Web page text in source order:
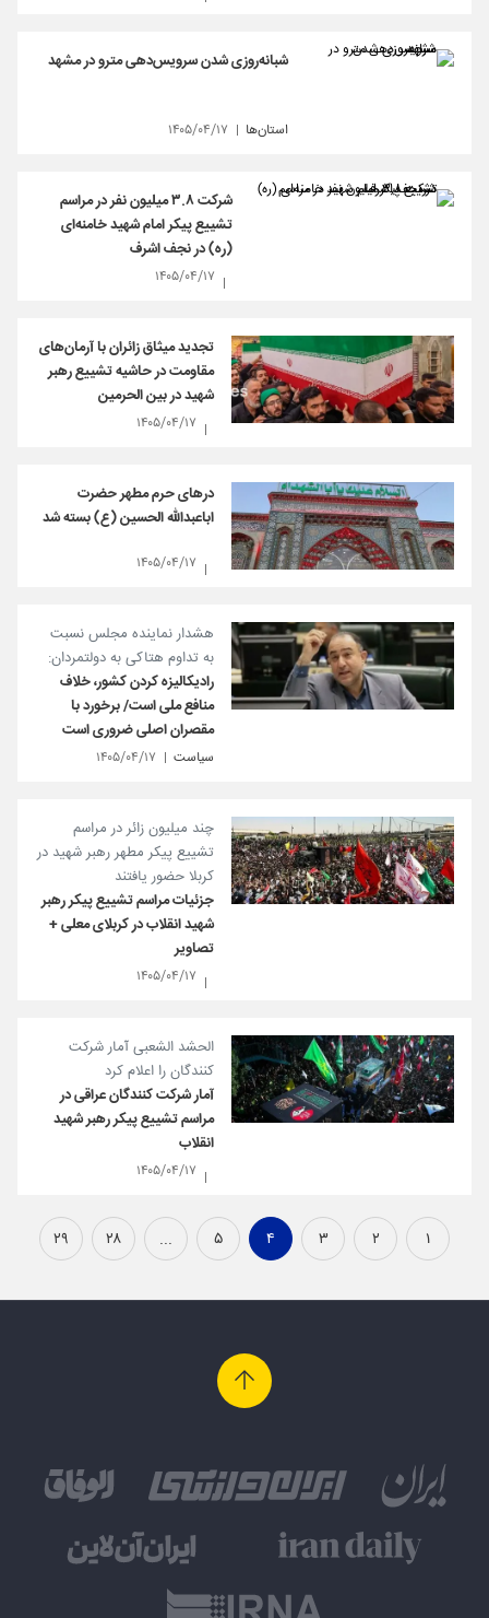
شبانه‌روزی شدن سرویس‌دهی مترو در مشهد
استان‌ها ۱۴۰۵/۰۴/۱۷
شرکت ۳.۸ میلیون نفر در مراسم
تشییع پیکر امام شهید خامنه‌ای
(ره) در نجف اشرف
۱۴۰۵/۰۴/۱۷
تجدید میثاق زائران با آرمان‌های
مقاومت در حاشیه تشییع رهبر
شهید در بین الحرمین
۱۴۰۵/۰۴/۱۷
درهای حرم مطهر حضرت
اباعبدالله الحسین (ع) بسته شد
۱۴۰۵/۰۴/۱۷
هشدار نماینده مجلس نسبت
به تداوم هتاکی به دولتمردان:
رادیکالیزه کردن کشور، خلاف
منافع ملی است/ برخورد با
مقصران اصلی ضروری است
سیاست ۱۴۰۵/۰۴/۱۷
چند میلیون زائر در مراسم
تشییع پیکر مطهر رهبر شهید در
کربلا حضور یافتند
جزئیات مراسم تشییع پیکر رهبر
شهید انقلاب در کربلای معلی +
تصاویر
۱۴۰۵/۰۴/۱۷
الحشد الشعبی آمار شرکت
کنندگان را اعلام کرد
آمار شرکت کنندگان عراقی در
مراسم تشییع پیکر رهبر شهید
انقلاب
۱۴۰۵/۰۴/۱۷
۱ ۲ ۳ ۴ ۵ ... ۲۸ ۲۹